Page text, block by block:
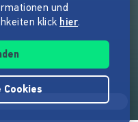
gutes
und
klick hier.
Cookies